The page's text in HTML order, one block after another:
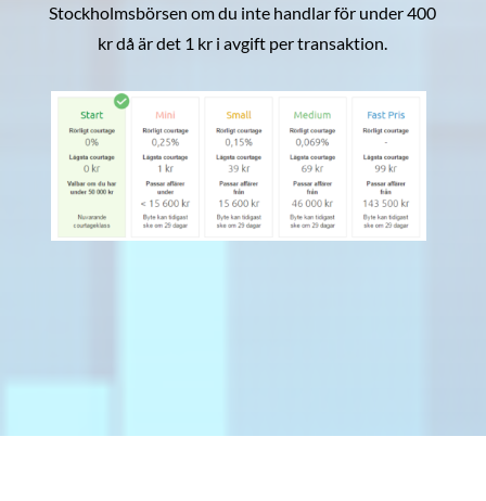
Stockholmsbörsen om du inte handlar för under 400
kr då är det 1 kr i avgift per transaktion.